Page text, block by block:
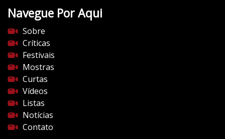
e
d
o
c
i
n
e
m
a
.
Navegue Por Aqui
Sobre
Críticas
Festivais
Mostras
Curtas
Vídeos
Listas
Notícias
Contato